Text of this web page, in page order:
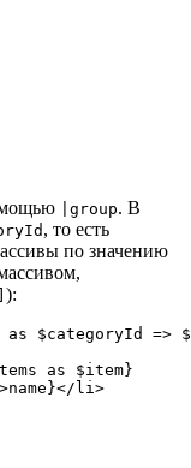
|group. В
, то есть
по значению
):
$categoryId =>